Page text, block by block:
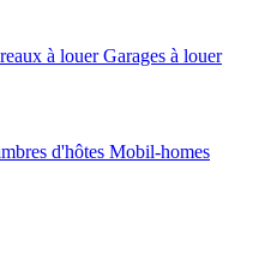
à louer Garages à louer
d'hôtes Mobil-homes